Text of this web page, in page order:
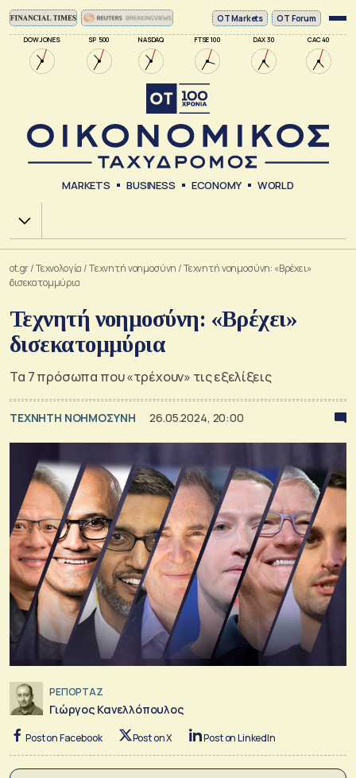
DOW JONES SP 500 NASDAQ FTSE 100 DAX 30 CAC 40
ΟΤ Markets OT Forum
MARKETS BUSINESS ECONOMY WORLD
Χ.Α.
ot.gr/Τεχνολογία /Tεχνητή νοημοσύνη /Τεχνητή νοημοσύνη: «Βρέχει»
δισεκατομμύρια
Τεχνητή νοημοσύνη: «Βρέχει»
δισεκατομμύρια
Τα 7 πρόσωπα που «τρέχουν» τις εξελίξεις
TΕΧΝΗΤΗ ΝΟΗΜΟΣΥΝΗ 26.05.2024, 20:00
ΡΕΠΟΡΤΑΖ
Γιώργος Κανελλόπουλος
Post on Facebook Post on X Post on LinkedIn